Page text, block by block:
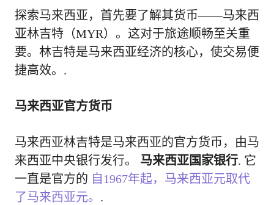
探索马来西亚，首先要了解其货币——马来西
亚林吉特（MYR）。这对于旅途顺畅至关重
要。林吉特是马来西亚经济的核心，使交易便
捷高效。.
马来西亚官方货币
马来西亚林吉特是马来西亚的官方货币，由马
来西亚中央银行发行。 马来西亚国家银行. 它
一直是官方的 自1967年起，马来西亚元取代
了马来西亚元。 .